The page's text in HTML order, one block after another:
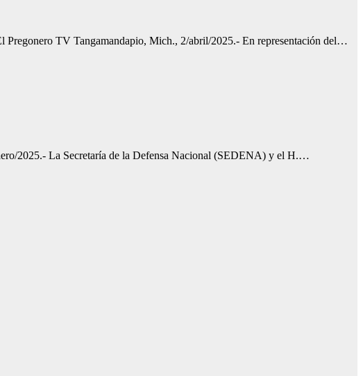
Pregonero TV Tangamandapio, Mich., 2/abril/2025.- En representación del…
2025.- La Secretaría de la Defensa Nacional (SEDENA) y el H.…